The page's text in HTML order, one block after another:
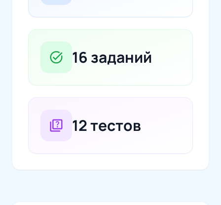
task_alt 16 заданий
quiz 12 тестов